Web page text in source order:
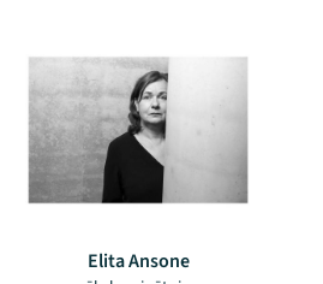
Elita Ansone